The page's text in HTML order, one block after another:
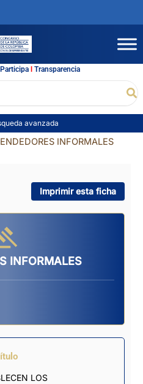
Participal Transparencia
avanzada
INFORMALES
Imprimir esta ficha
INFORMALES
LOS